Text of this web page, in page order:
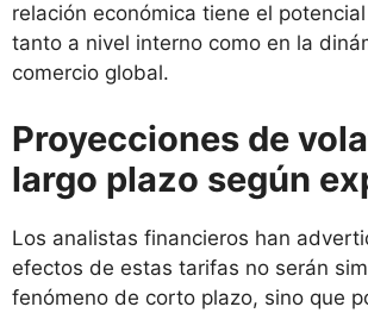
relación económica tiene el
tanto a nivel interno como en la
comercio global.
Proyecciones de
largo plazo según
Los analistas financieros han
efectos de estas tarifas no serán
fenómeno de corto plazo, sino que